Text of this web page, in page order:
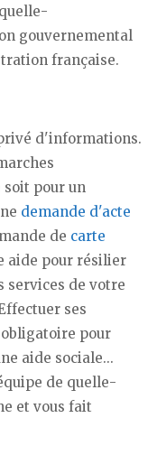
gouvernemental
française.
d'informations.
pour un
demande d'acte
de carte
aide pour résilier
services de votre
ses
pour
aide sociale...
de quelle-
et vous fait